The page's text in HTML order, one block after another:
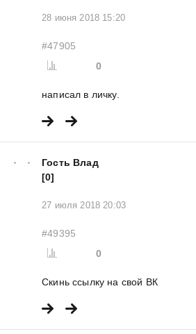
28 июня 2018 15:20
#47905
0
написал в личку.
Гость Влад
[0]
27 июля 2018 20:03
#49395
0
Скинь ссылку на свой ВК